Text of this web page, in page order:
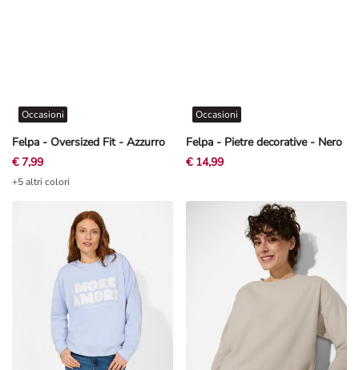
Felpa - Oversized Fit - Azzurro
Occasioni
€ 7,99
+5 altri colori
Felpa - Pietre decorative - Nero
Occasioni
€ 14,99